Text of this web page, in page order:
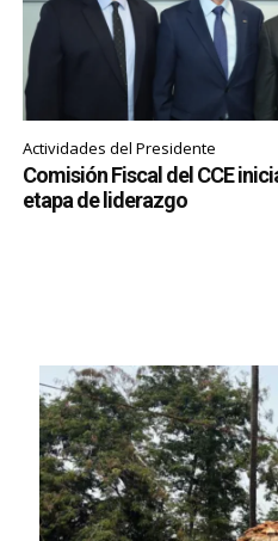
Actividades del Presidente
Comisión Fiscal del CCE
etapa de liderazgo